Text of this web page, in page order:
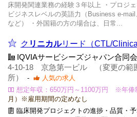
床開発関連業務の経験３年以上 ・プロジ
ビジネスレベルの英語力（Business e-
など） ・外国籍の方の場合は、日常...
ク リニカルリード（CTL/
IQVIAサービシーズジャパン合同
4-10-18 京急第一ビル （変更の範
所）
-
人気の求人
想定年収：650万円～1100万円 ※年俸
月）※雇用期間の定めなし
臨床開発プロジェクトの進捗・品質・